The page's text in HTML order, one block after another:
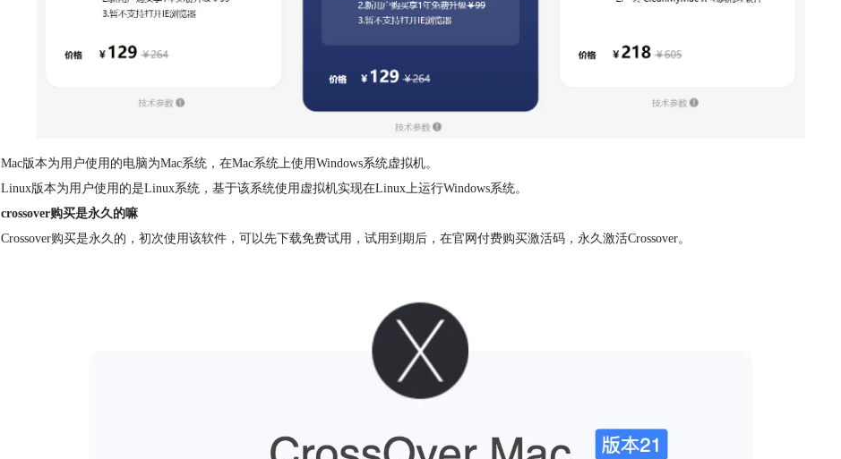
Mac版本为用户使用的电脑为Mac系统，在Mac系统上使用Windows系统虚拟机。
Linux版本为用户使用的是Linux系统，基于该系统使用虚拟机实现在Linux上运行Windows系统。
crossover购买是永久的嘛
Crossover购买是永久的，初次使用该软件，可以先下载免费试用，试用到期后，在官网付费购买激活码，永久激活Crossover。